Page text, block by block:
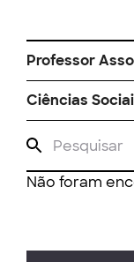
Professor
Ciências
Não foram